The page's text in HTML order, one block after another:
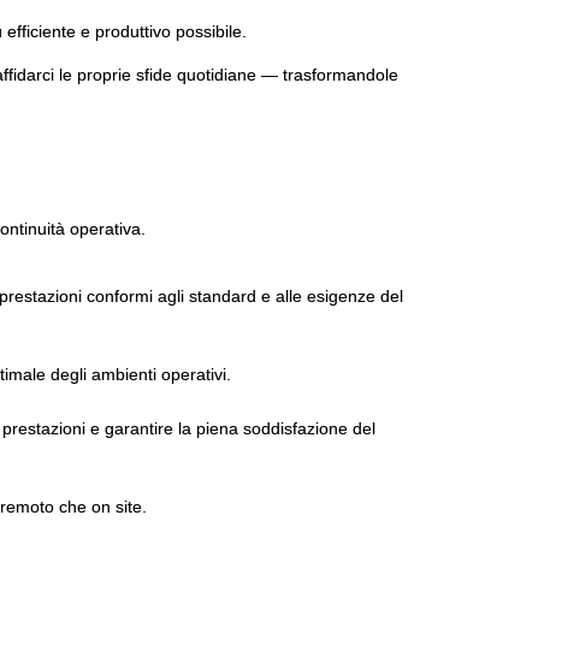
e produttivo possibile.
le proprie sfide quotidiane — trasformandole
operativa.
conformi agli standard e alle esigenze del
degli ambienti operativi.
e garantire la piena soddisfazione del
che on site.